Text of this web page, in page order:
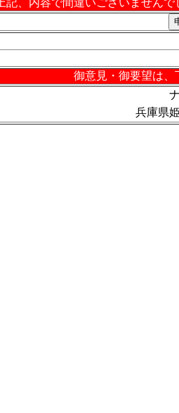
上記、内容で間違いございません
御意見・御要望は、
兵庫県